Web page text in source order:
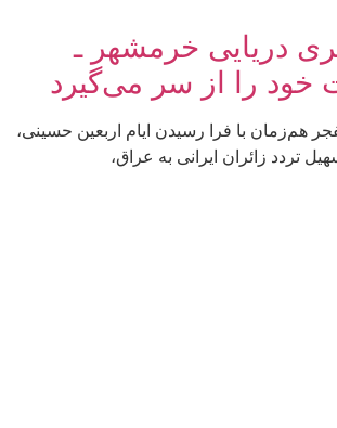
دریایی خرمشهر ـ
خود را از سر می‌گیرد
هم‌زمان با فرا رسیدن ایام اربعین حسینی،
تردد زائران ایرانی به عراق،